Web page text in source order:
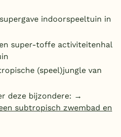
indoorspeeltuin in
super-toffe activiteitenhal
(speel)jungle van
deze bijzondere: →
subtropisch zwembad en